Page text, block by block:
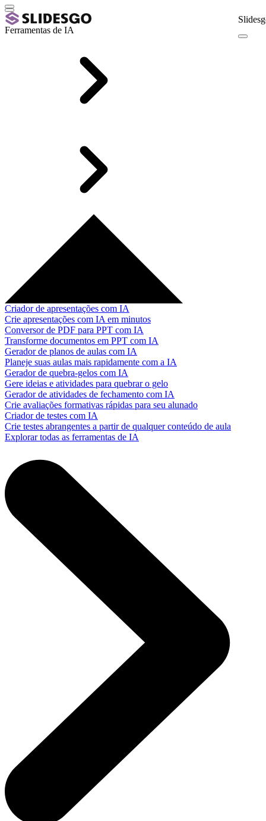
Ferramentas de IA
Criador de apresentações com IA
Crie apresentações com IA em minutos
Conversor de PDF para PPT com IA
Transforme documentos em PPT com IA
Gerador de planos de aulas com IA
Planeje suas aulas mais rapidamente com a IA
Gerador de quebra-gelos com IA
Gere ideias e atividades para quebrar o gelo
Gerador de atividades de fechamento com IA
Crie avaliações formativas rápidas para seu alunado
Criador de testes com IA
Crie testes abrangentes a partir de qualquer conteúdo de aula
Explorar todas as ferramentas de IA